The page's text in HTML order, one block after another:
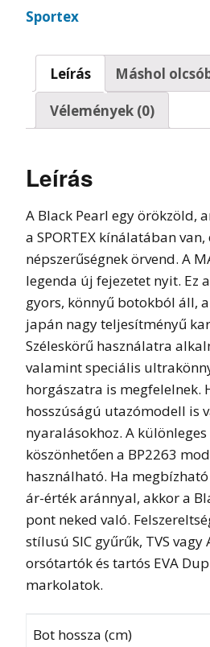
Sportex
Leírás
Máshol
Vélemények (0)
Leírás
A Black Pearl egy örökzöld,
a SPORTEX kínálatában
népszerűségnek örvend. A
legenda új fejezetet nyit. Ez
gyors, könnyű botokból áll,
japán nagy teljesítményű
Széleskörű használatra
valamint speciális
horgászatra is megfelelnek.
hosszúságú utazómodell is
nyaralásokhoz. A
köszönhetően a BP2263
használható. Ha
ár-érték aránnyal, akkor a
pont neked való.
stílusú SIC gyűrűk, TVS vagy
orsótartók és tartós EVA
markolatok.
Bot hossza (cm)